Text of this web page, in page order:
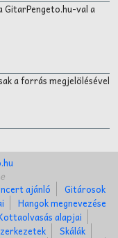
GitarPengeto.hu-val a
a forrás megjelölésével
ajánló
Gitárosok
Hangok megnevezése
alapjai
Skálák